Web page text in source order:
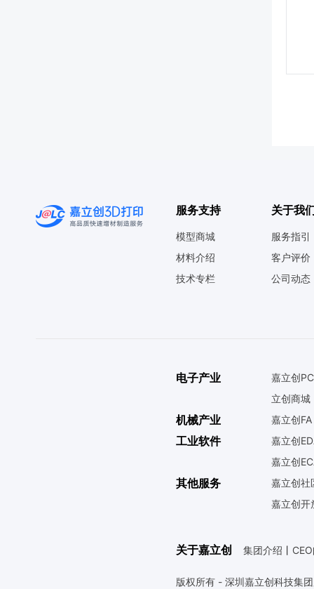
服务支持
模型商城
材料介绍
技术专栏
关于我
服务指引
客户评价
公司动态
电子产业
嘉立创
立创商城
机械产业 嘉立创FA
工业软件
嘉立创
嘉立创
其他服务
嘉立创社
嘉立创开
关于嘉立创 集团介绍 丨
版权所有 - 深圳嘉立创科技集